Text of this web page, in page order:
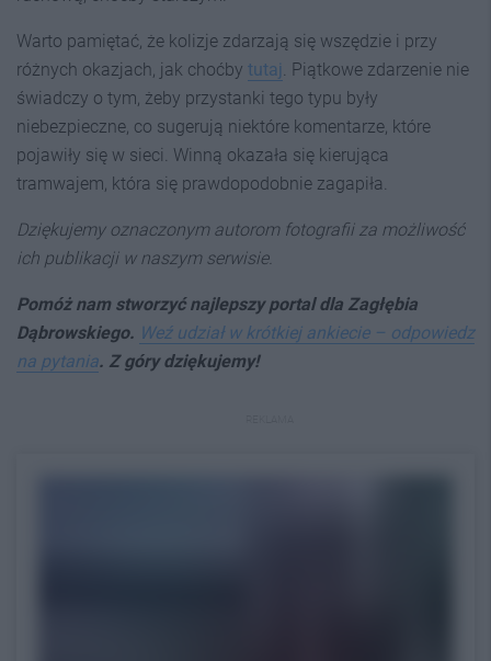
Warto pamiętać, że kolizje zdarzają się wszędzie i przy
różnych okazjach, jak choćby tutaj. Piątkowe zdarzenie nie
świadczy o tym, żeby przystanki tego typu były
niebezpieczne, co sugerują niektóre komentarze, które
pojawiły się w sieci. Winną okazała się kierująca
tramwajem, która się prawdopodobnie zagapiła.
Dziękujemy oznaczonym autorom fotografii za możliwość
ich publikacji w naszym serwisie.
Pomóż nam stworzyć najlepszy portal dla Zagłębia
Dąbrowskiego. Weź udział w krótkiej ankiecie – odpowiedz
na pytania. Z góry dziękujemy!